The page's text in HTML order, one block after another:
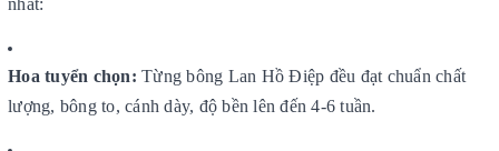
nhất:
Hoa tuyển chọn: Từng bông Lan Hồ Điệp đều đạt chuẩn chất
lượng, bông to, cánh dày, độ bền lên đến 4-6 tuần.